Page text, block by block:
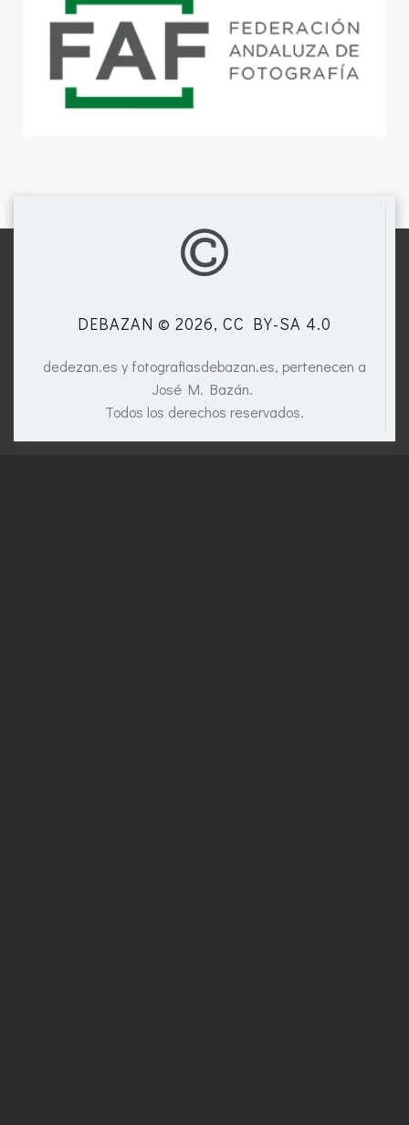
DEBAZAN © 2026, CC BY-SA 4.0
dedezan.es y fotografiasdebazan.es, pertenecen a
José M. Bazán.
Todos los derechos reservados.